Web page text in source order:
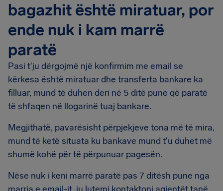
bagazhit është miratuar, por
ende nuk i kam marrë
paratë
Pasi t'ju dërgojmë një konfirmim me email se
kërkesa është miratuar dhe transferta bankare ka
filluar, mund të duhen deri në 5 ditë pune që paratë
të shfaqen në llogarinë tuaj bankare.
Megjithatë, pavarësisht përpjekjeve tona më të mira,
mund të ketë situata ku bankave mund t'u duhet më
shumë kohë për të përpunuar pagesën.
Nëse nuk i keni marrë paratë pas 7 ditësh pune nga